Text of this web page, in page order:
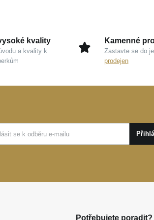
kvality
a kvality k
Kamenné
Zastavte se do
prodejen
Potřebujete poradit?